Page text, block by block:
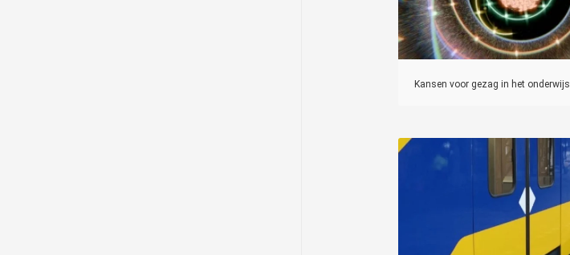
Kansen voor gezag in het onderwijs